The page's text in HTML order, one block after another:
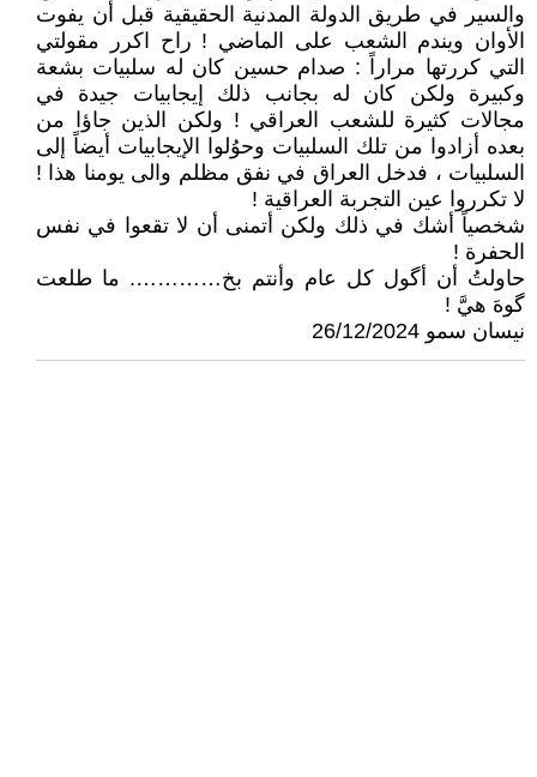
والسير في طريق الدولة المدنية الحقيقية قبل أن يفوت
الأوان ويندم الشعب على الماضي ! راح اكرر مقولتي
التي كررتها مراراً : صدام حسين كان له سلبيات بشعة
وكبيرة ولكن كان له بجانب ذلك إيجابيات جيدة في
مجالات كثيرة للشعب العراقي ! ولكن الذين جاؤا من
بعده أزادوا من تلك السلبيات وحوُلوا الإيجابيات أيضاً إلى
السلبيات ، فدخل العراق في نفق مظلم والى يومنا هذا !
لا تكرروا عين التجربة العراقية !
شخصياً أشك في ذلك ولكن أتمنى أن لا تقعوا في نفس
الحفرة !
حاولتُ أن أگول كل عام وأنتم بخ…………. ما طلعت
گوهَ هيَّ !
نيسان سمو 26/12/2024